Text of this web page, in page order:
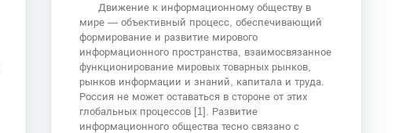
Движение к информационному обществу в
мире — объективный процесс, обеспечивающий
формирование и развитие мирового
информационного пространства, взаимосвязанное
функционирование мировых товарных рынков,
рынков информации и знаний, капитала и труда.
Россия не может оставаться в стороне от этих
глобальных процессов [1]. Развитие
информационного общества тесно связано с